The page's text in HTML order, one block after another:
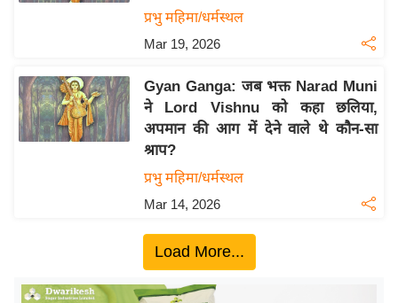
य
त
यं
प्रभु महिमा/धर्मस्थल
Mar 19, 2026
Gyan Ganga: जब भक्त Narad Muni
ने Lord Vishnu को कहा छलिया,
अपमान की आग में देने वाले थे कौन-सा
श्राप?
प्रभु महिमा/धर्मस्थल
Mar 14, 2026
Load More...